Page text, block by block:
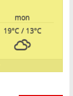
mon
19°C/ 13°C